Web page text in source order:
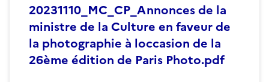
20231110_MC_CP_Annonces de la
ministre de la Culture en faveur de
la photographie à loccasion de la
26ème édition de Paris Photo.pdf